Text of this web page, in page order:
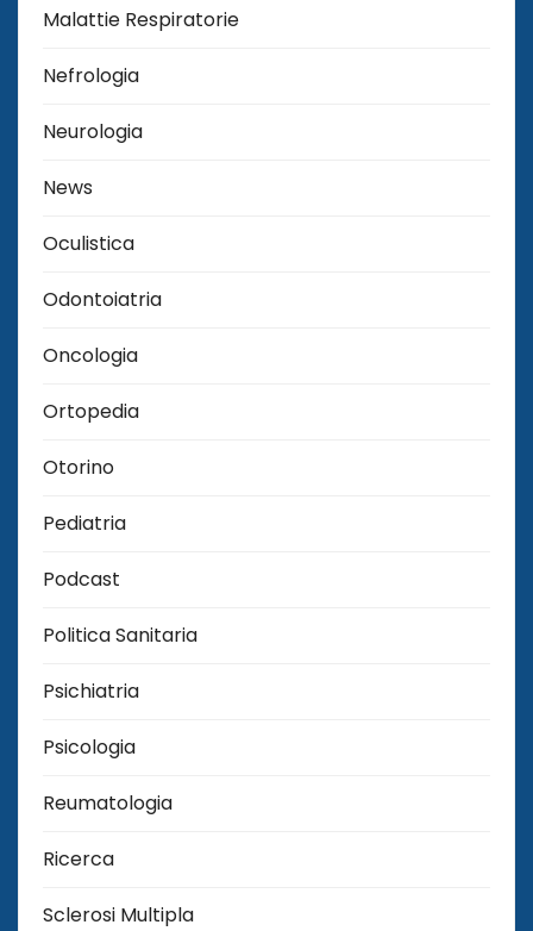
Malattie Respiratorie
Nefrologia
Neurologia
News
Oculistica
Odontoiatria
Oncologia
Ortopedia
Otorino
Pediatria
Podcast
Politica Sanitaria
Psichiatria
Psicologia
Reumatologia
Ricerca
Sclerosi Multipla